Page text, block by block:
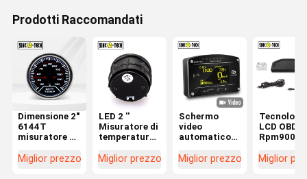
Prodotti Raccomandati
Dimensione 2"
6144T
misuratore di
dell'acqua
Miglior prezzo
LED 2 ''
Misuratore di
temperatura
Display a led
Miglior prezzo
Schermo
video
automatico
della
Miglior prezzo
LCD OBD2
Rpm9000
Do921
Miglior